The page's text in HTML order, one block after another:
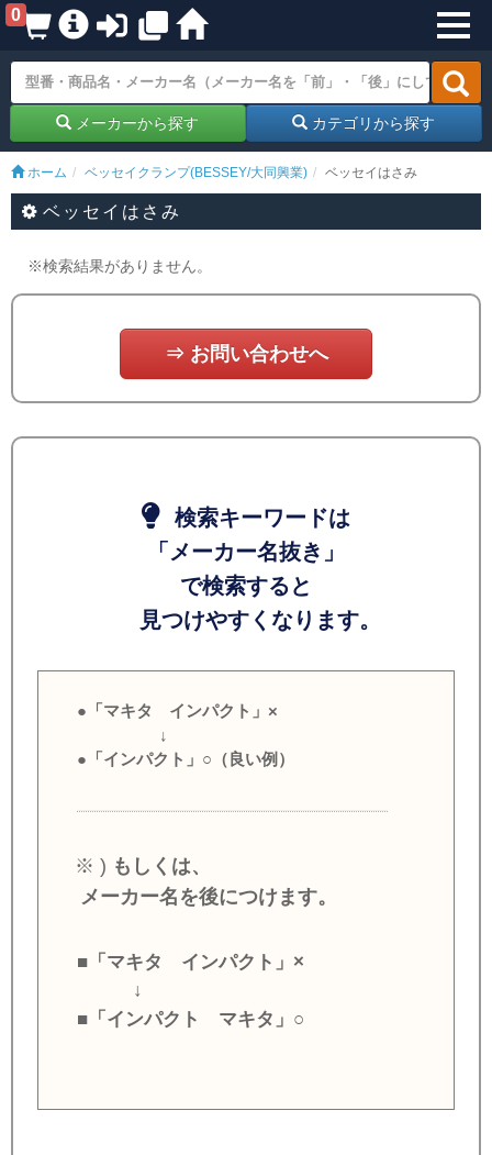
0
メーカーから探す カテゴリから探す
ホーム ベッセイクランプ(BESSEY/大同興業) ベッセイはさみ
ベッセイはさみ
※検索結果がありません。
⇒ お問い合わせへ
検索キーワードは
「メーカー名抜き」
で検索すると
見つけやすくなります。
●「マキタ インパクト」×
↓
●「インパクト」○（良い例）
※ ) もしくは、
メーカー名を後につけます。
■「マキタ インパクト」×
↓
■「インパクト マキタ」○